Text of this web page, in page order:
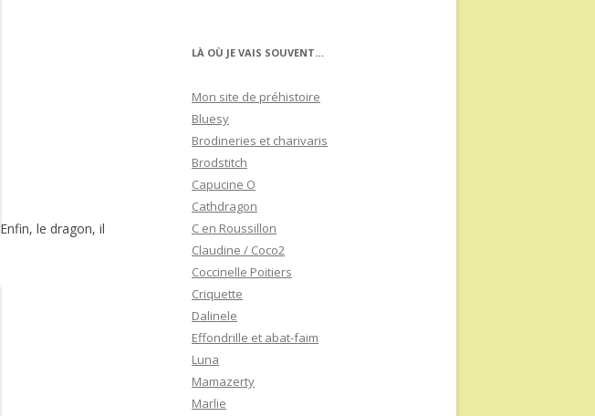
Enfin, le dragon, il
LÀ OÙ JE VAIS SOUVENT…
Mon site de préhistoire
Bluesy
Brodineries et charivaris
Brodstitch
Capucine O
Cathdragon
C en Roussillon
Claudine / Coco2
Coccinelle Poitiers
Criquette
Dalinele
Effondrille et abat-faim
Luna
Mamazerty
Marlie